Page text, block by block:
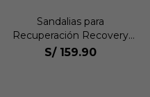
Sandalias para
Recuperación Recovery
Slide Unisex
S/ 159.90